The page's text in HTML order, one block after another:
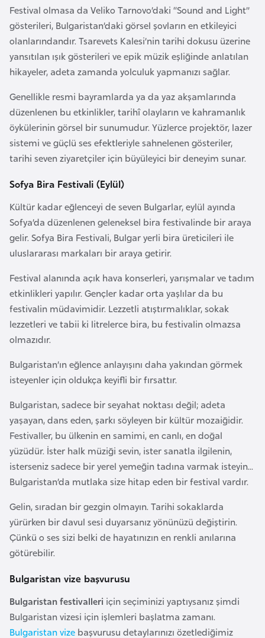
Festival olmasa da Veliko Tarnovo’daki “Sound and Light”
gösterileri, Bulgaristan’daki görsel şovların en etkileyici
olanlarındandır. Tsarevets Kalesi’nin tarihi dokusu üzerine
yansıtılan ışık gösterileri ve epik müzik eşliğinde anlatılan
hikayeler, adeta zamanda yolculuk yapmanızı sağlar.
Genellikle resmi bayramlarda ya da yaz akşamlarında
düzenlenen bu etkinlikler, tarihî olayların ve kahramanlık
öykülerinin görsel bir sunumudur. Yüzlerce projektör, lazer
sistemi ve güçlü ses efektleriyle sahnelenen gösteriler,
tarihi seven ziyaretçiler için büyüleyici bir deneyim sunar.
Sofya Bira Festivali (Eylül)
Kültür kadar eğlenceyi de seven Bulgarlar, eylül ayında
Sofya’da düzenlenen geleneksel bira festivalinde bir araya
gelir. Sofya Bira Festivali, Bulgar yerli bira üreticileri ile
uluslararası markaları bir araya getirir.
Festival alanında açık hava konserleri, yarışmalar ve tadım
etkinlikleri yapılır. Gençler kadar orta yaşlılar da bu
festivalin müdavimidir. Lezzetli atıştırmalıklar, sokak
lezzetleri ve tabii ki litrelerce bira, bu festivalin olmazsa
olmazıdır.
Bulgaristan’ın eğlence anlayışını daha yakından görmek
isteyenler için oldukça keyifli bir fırsattır.
Bulgaristan, sadece bir seyahat noktası değil; adeta
yaşayan, dans eden, şarkı söyleyen bir kültür mozaiğidir.
Festivaller, bu ülkenin en samimi, en canlı, en doğal
yüzüdür. İster halk müziği sevin, ister sanatla ilgilenin,
isterseniz sadece bir yerel yemeğin tadına varmak isteyin...
Bulgaristan’da mutlaka size hitap eden bir festival vardır.
Gelin, sıradan bir gezgin olmayın. Tarihi sokaklarda
yürürken bir davul sesi duyarsanız yönünüzü değiştirin.
Çünkü o ses sizi belki de hayatınızın en renkli anılarına
götürebilir.
Bulgaristan vize başvurusu
Bulgaristan festivalleri için seçiminizi yaptıysanız şimdi
Bulgaristan vizesi için işlemleri başlatma zamanı.
Bulgaristan vize başvurusu detaylarınızı özetlediğimiz
t
i
k
K
o
g
o
B
u
l
a
r
i
s
t
a
n
E
m
e
n
i
s
t
a
n
E
s
t
o
n
a